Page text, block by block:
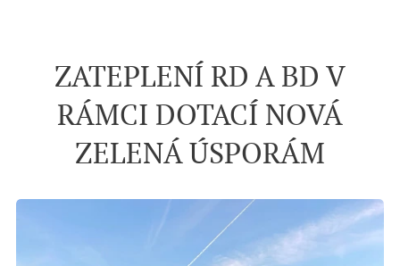
ZATEPLENÍ RD A BD V
RÁMCI DOTACÍ NOVÁ
ZELENÁ ÚSPORÁM